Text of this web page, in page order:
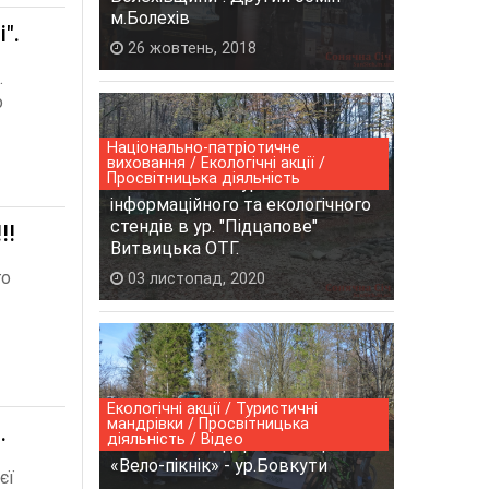
м.Болехів
26 жовтень, 2018
Національно-патріотичне
виховання / Екологічні акції /
Просвітницька діяльність
Встановлення туристично-
інформаційного та екологічного
стендів в ур. "Підцапове"
Витвицька ОТГ.
03 листопад, 2020
Екологічні акції / Туристичні
мандрівки / Просвітницька
діяльність / Відео
Екологічно-оздоровча акція –
«Вело-пікнік» - ур.Бовкути